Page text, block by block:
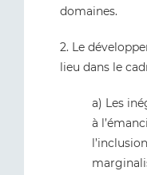
domaines.
2. Le
lieu dans le
a) Les
à